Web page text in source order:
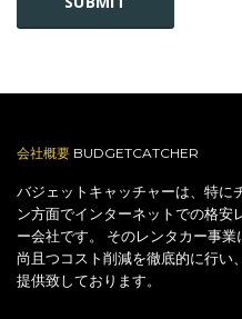
会社概要 BUDGETCATCHER
バジェットキャッチャーは、特に
ン方面でインターネットでの格安
ー会社です。 そのレンタカー事
尚且つコスト削減を徹底的に行い
提供致しております。